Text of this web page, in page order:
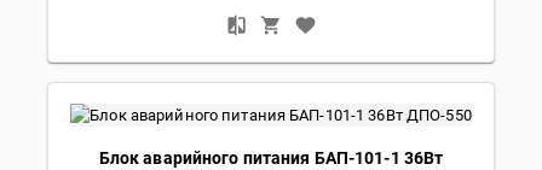
Блок аварийного питания БАП-101-1 36Вт